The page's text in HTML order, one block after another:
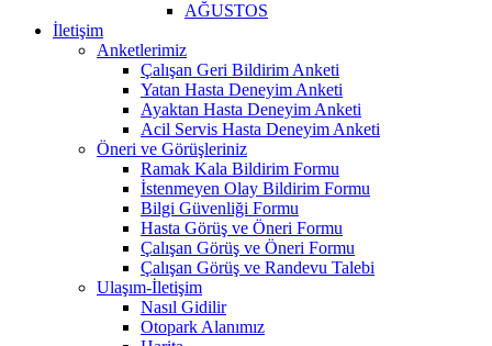
AĞUSTOS
İletişim
Anketlerimiz
Çalışan Geri Bildirim Anketi
Yatan Hasta Deneyim Anketi
Ayaktan Hasta Deneyim Anketi
Acil Servis Hasta Deneyim Anketi
Öneri ve Görüşleriniz
Ramak Kala Bildirim Formu
İstenmeyen Olay Bildirim Formu
Bilgi Güvenliği Formu
Hasta Görüş ve Öneri Formu
Çalışan Görüş ve Öneri Formu
Çalışan Görüş ve Randevu Talebi
Ulaşım-İletişim
Nasıl Gidilir
Otopark Alanımız